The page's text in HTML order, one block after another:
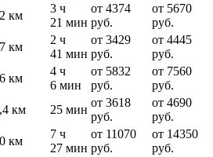
км
3 ч
21 мин
от 4374
руб.
от 5670
руб.
км
2 ч
41 мин
от 3429
руб.
от 4445
руб.
км
4 ч
6 мин
от 5832
руб.
от 7560
руб.
км 25 мин
от 3618
руб.
от 4690
руб.
км
7 ч
27 мин
от 11070
руб.
от 14350
руб.